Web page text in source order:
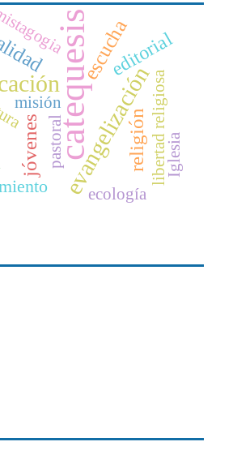
catequesis
evangelización
escucha
jóvenes religión
editorial
ecología
libertad religiosa
pastoral
misión
Iglesia